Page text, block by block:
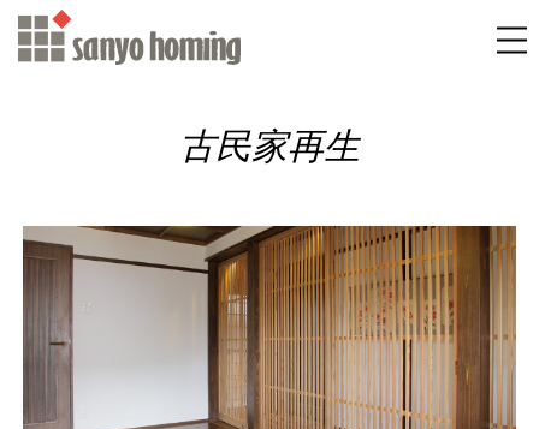
古民家再生